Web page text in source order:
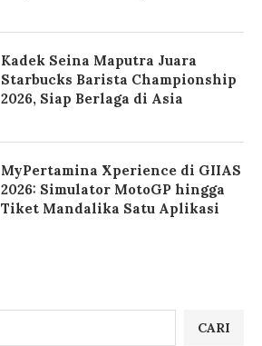
CARI
Kadek Seina Maputra Juara
Starbucks Barista Championship
2026, Siap Berlaga di Asia
MyPertamina Xperience di GIIAS
2026: Simulator MotoGP hingga
Tiket Mandalika Satu Aplikasi